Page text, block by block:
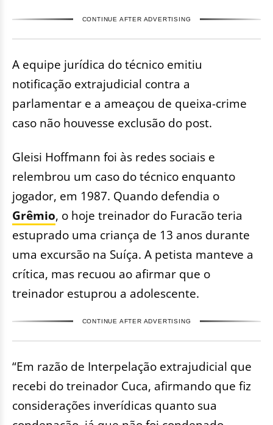
CONTINUE AFTER ADVERTISING
A equipe jurídica do técnico emitiu
notificação extrajudicial contra a
parlamentar e a ameaçou de queixa-crime
caso não houvesse exclusão do post.
Gleisi Hoffmann foi às redes sociais e
relembrou um caso do técnico enquanto
jogador, em 1987. Quando defendia o
Grêmio, o hoje treinador do Furacão teria
estuprado uma criança de 13 anos durante
uma excursão na Suíça. A petista manteve a
crítica, mas recuou ao afirmar que o
treinador estuprou a adolescente.
CONTINUE AFTER ADVERTISING
“Em razão de Interpelação extrajudicial que
recebi do treinador Cuca, afirmando que fiz
considerações inverídicas quanto sua